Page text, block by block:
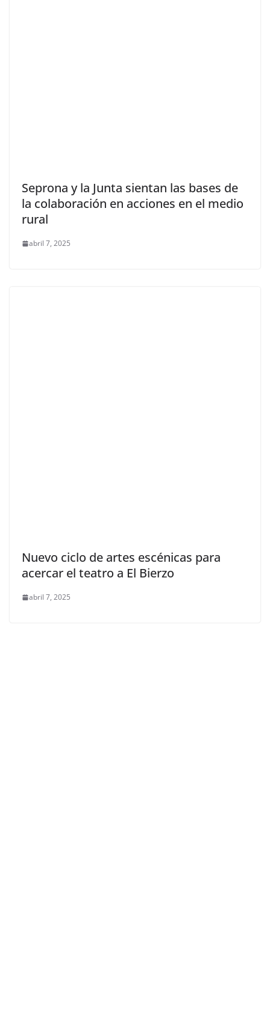
Seprona y la Junta sientan las bases de
la colaboración en acciones en el medio
rural
abril 7, 2025
Nuevo ciclo de artes escénicas para
acercar el teatro a El Bierzo
abril 7, 2025